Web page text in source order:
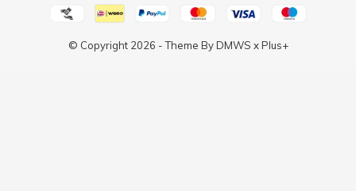
© Copyright 2026 - Theme ByDMWS xPlus+